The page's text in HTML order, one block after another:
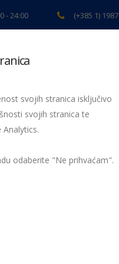
- 24:00 (+385 1) 1987
Preventiva
Rijeka
svojih stranica isključivo
svojih stranica te
odaberite "Ne prihvaćam".